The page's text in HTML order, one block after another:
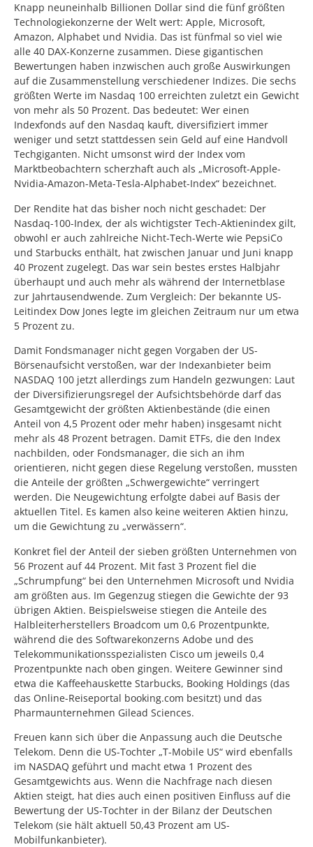
Knapp neuneinhalb Billionen Dollar sind die fünf größten
Technologiekonzerne der Welt wert: Apple, Microsoft,
Amazon, Alphabet und Nvidia. Das ist fünfmal so viel wie
alle 40 DAX-Konzerne zusammen. Diese gigantischen
Bewertungen haben inzwischen auch große Auswirkungen
auf die Zusammenstellung verschiedener Indizes. Die sechs
größten Werte im Nasdaq 100 erreichten zuletzt ein Gewicht
von mehr als 50 Prozent. Das bedeutet: Wer einen
Indexfonds auf den Nasdaq kauft, diversifiziert immer
weniger und setzt stattdessen sein Geld auf eine Handvoll
Techgiganten. Nicht umsonst wird der Index vom
Marktbeobachtern scherzhaft auch als „Microsoft-Apple-
Nvidia-Amazon-Meta-Tesla-Alphabet-Index“ bezeichnet.
Der Rendite hat das bisher noch nicht geschadet: Der
Nasdaq-100-Index, der als wichtigster Tech-Aktienindex gilt,
obwohl er auch zahlreiche Nicht-Tech-Werte wie PepsiCo
und Starbucks enthält, hat zwischen Januar und Juni knapp
40 Prozent zugelegt. Das war sein bestes erstes Halbjahr
überhaupt und auch mehr als während der Internetblase
zur Jahrtausendwende. Zum Vergleich: Der bekannte US-
Leitindex Dow Jones legte im gleichen Zeitraum nur um etwa
5 Prozent zu.
Damit Fondsmanager nicht gegen Vorgaben der US-
Börsenaufsicht verstoßen, war der Indexanbieter beim
NASDAQ 100 jetzt allerdings zum Handeln gezwungen: Laut
der Diversifizierungsregel der Aufsichtsbehörde darf das
Gesamtgewicht der größten Aktienbestände (die einen
Anteil von 4,5 Prozent oder mehr haben) insgesamt nicht
mehr als 48 Prozent betragen. Damit ETFs, die den Index
nachbilden, oder Fondsmanager, die sich an ihm
orientieren, nicht gegen diese Regelung verstoßen, mussten
die Anteile der größten „Schwergewichte“ verringert
werden. Die Neugewichtung erfolgte dabei auf Basis der
aktuellen Titel. Es kamen also keine weiteren Aktien hinzu,
um die Gewichtung zu „verwässern“.
Konkret fiel der Anteil der sieben größten Unternehmen von
56 Prozent auf 44 Prozent. Mit fast 3 Prozent fiel die
„Schrumpfung“ bei den Unternehmen Microsoft und Nvidia
am größten aus. Im Gegenzug stiegen die Gewichte der 93
übrigen Aktien. Beispielsweise stiegen die Anteile des
Halbleiterherstellers Broadcom um 0,6 Prozentpunkte,
während die des Softwarekonzerns Adobe und des
Telekommunikationsspezialisten Cisco um jeweils 0,4
Prozentpunkte nach oben gingen. Weitere Gewinner sind
etwa die Kaffeehauskette Starbucks, Booking Holdings (das
das Online-Reiseportal booking.com besitzt) und das
Pharmaunternehmen Gilead Sciences.
Freuen kann sich über die Anpassung auch die Deutsche
Telekom. Denn die US-Tochter „T-Mobile US“ wird ebenfalls
im NASDAQ geführt und macht etwa 1 Prozent des
Gesamtgewichts aus. Wenn die Nachfrage nach diesen
Aktien steigt, hat dies auch einen positiven Einfluss auf die
Bewertung der US-Tochter in der Bilanz der Deutschen
Telekom (sie hält aktuell 50,43 Prozent am US-
Mobilfunkanbieter).